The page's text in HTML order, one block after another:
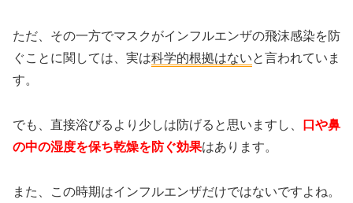
ただ、その一方でマスクがインフルエンザの飛沫感染を防
ぐことに関しては、実は科学的根拠はないと言われていま
す。
でも、直接浴びるより少しは防げると思いますし、
口や鼻
の中の湿度を保ち乾燥を防ぐ効果はあります。
また、この時期はインフルエンザだけではないですよね。